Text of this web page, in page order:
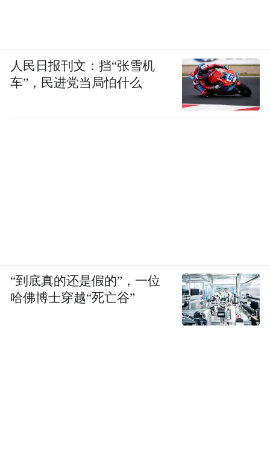
人民日报刊文：挡“张雪机
车”，民进党当局怕什么
“到底真的还是假的”，一位
哈佛博士穿越“死亡谷”